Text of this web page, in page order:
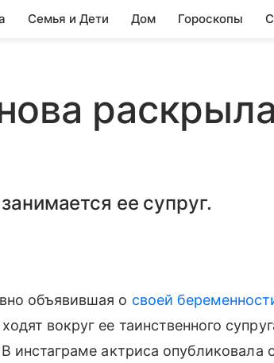
Семья и Дети Дом Гороскопы
ее супруг.
объявившая о своей
вокруг ее таинcтвенного
инстаграме актриса опубликовала